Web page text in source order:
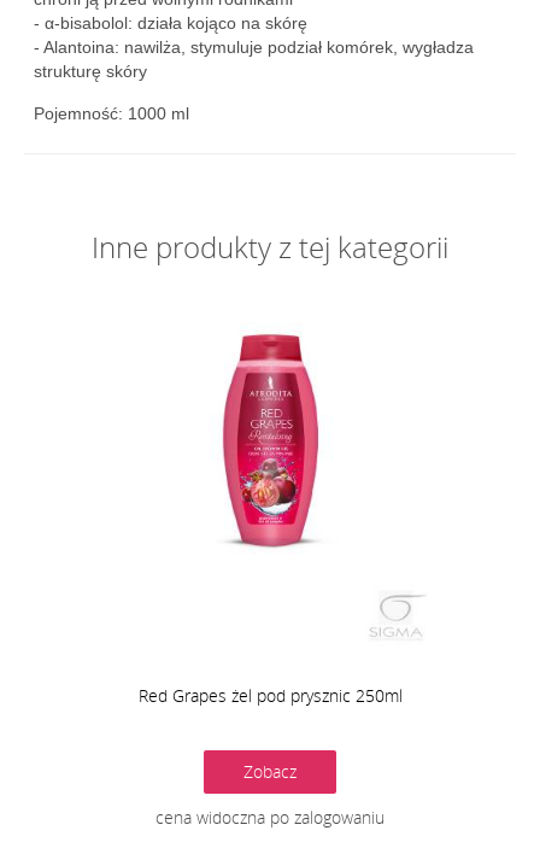
- α-bisabolol: działa kojąco na skórę
- Alantoina: nawilża, stymuluje podział komórek, wygładza
strukturę skóry
Pojemność: 1000 ml
Inne produkty z tej kategorii
Red Grapes żel pod prysznic 250ml
Zobacz
cena widoczna po zalogowaniu